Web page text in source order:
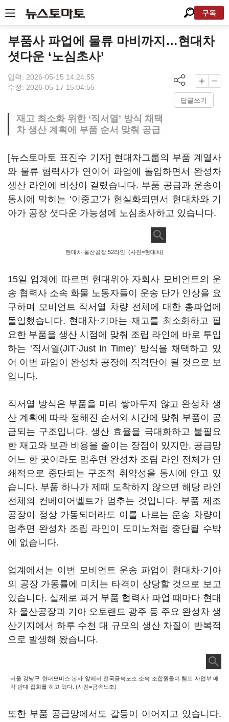
구독
부품사 파업에 물류 마비까지…현대차
셧다운 ‘노심초사’
입력: 2026-05-15 14:24:55
수정: 2026-05-17 15:04:55
답글쓰기
재고 최소화 위한 ‘직서열’ 방식 채택
차 생산 계획에 부품 순서 맞춰 공급
[뉴스토마토 표진수 기자] 현대차그룹의 부품 계열사
와 물류 협력사가 연이어 파업에 돌입하면서 완성차
생산 라인에 비상이 걸렸습니다. 부품 공급과 운송이
동시에 막히는 ‘이중고’가 현실화되면서 현대차와 기
아가 공장 셧다운 가능성에 노심초사하고 있습니다.
현대차 울산공장 52라인. (사진=현대차)
15일 업계에 따르면 현대위아 자회사 모비언트의 운
송 협력사 소속 화물 노동자들이 운송 단가 인상을 요
구하며 모비언트 직서열 차량 전체에 대한 총파업에
돌입했습니다. 현대차·기아는 재고를 최소화하고 필
요한 부품을 생산 시점에 맞춰 조립 라인에 바로 투입
하는 ‘직서열(JIT·Just In Time)’ 방식을 채택하고 있
어 이번 파업이 완성차 공장에 직격탄이 될 것으로 보
입니다.
직서열 방식은 부품을 미리 쌓아두지 않고 완성차 생
산 계획에 따라 정해진 순서와 시간에 맞춰 부품이 공
급되는 구조입니다. 생산 효율을 극대화하고 불필요
한 재고와 보관 비용을 줄이는 장점이 있지만, 공급망
어느 한 곳이라도 멈추면 완성차 조립 라인 전체가 연
쇄적으로 중단되는 구조적 취약성을 동시에 안고 있
습니다. 부품 하나가 제때 도착하지 않으면 해당 라인
전체의 컨베이어벨트가 멈추는 것입니다. 부품 제조
공장이 정상 가동되더라도 이를 나르는 운송 차량이
멈추면 완성차 조립 라인이 도미노처럼 중단될 수밖
에 없습니다.
업계에서는 이번 모비언트 운송 파업이 현대차·기아
의 공장 가동률에 미치는 타격이 상당할 것으로 보고
있습니다. 실제로 과거 부품 협력사 파업 때마다 현대
차 울산공장과 기아 오토랜드 광주 등 주요 완성차 생
산기지에서 하루 수천 대 규모의 생산 차질이 반복적
으로 발생해 왔습니다.
서울 강남구 현대모비스 본사 앞에서 전국금속노조 소속 조합원들이 램프 사업부 매
각 반대 집회를 하고 있다. (사진=금속노조)
또한 부품 공급망에서도 갈등이 이어지고 있습니다.